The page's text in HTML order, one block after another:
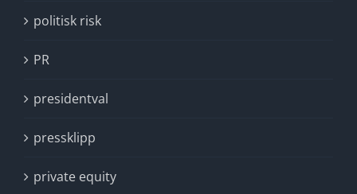
politisk risk
PR
presidentval
pressklipp
private equity